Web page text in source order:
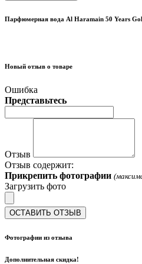
Парфюмерная вода Al Haramain 50 Years
Новый отзыв о товаре
Ошибка
Представьтесь
Отзыв
Отзыв содержит:
Прикрепить фотографии
Загрузить фото
ОСТАВИТЬ ОТЗЫВ
Фотографии из отзыва
Дополнительная скидка!